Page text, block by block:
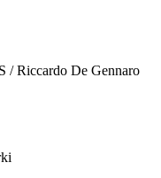
Riccardo De Gennaro